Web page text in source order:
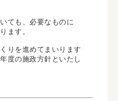
ても、必要なものに
ます。
りを進めてまいります
度の施政方針といたし